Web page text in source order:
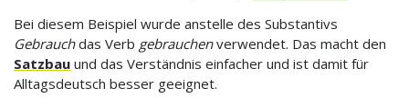
Bei diesem Beispiel wurde anstelle des Substantivs
Gebrauchdas Verb gebrauchenverwendet. Das macht den
Satzbau und das Verständnis einfacher und ist damit für
Alltagsdeutsch besser geeignet.